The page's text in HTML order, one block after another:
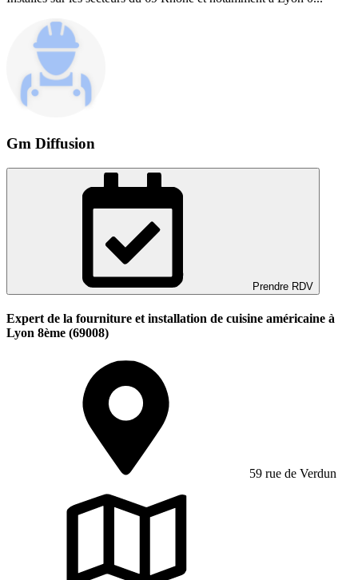
Gm Diffusion
Prendre RDV
Expert de la fourniture et installation de cuisine américaine à
Lyon 8ème (69008)
59 rue de Verdun